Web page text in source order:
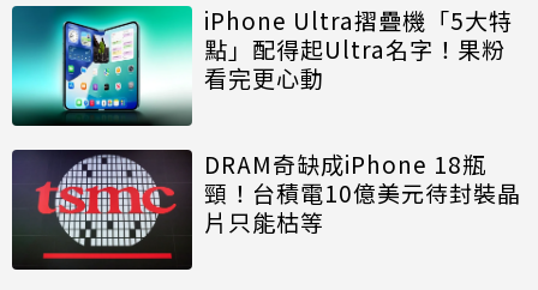
iPhone Ultra摺疊機「5大特
點」配得起Ultra名字！果粉
看完更心動
DRAM奇缺成iPhone 18瓶
頸！台積電10億美元待封裝晶
片只能枯等